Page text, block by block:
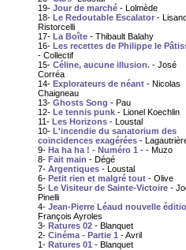
19- Jour de marché - Lolmède
18- Le Redoutable Escalator -
Ristorcelli
17- La Boîte - Thibault Balahy
16- Les recettes de Philippe le
- Collectif
15- Céline, aucune illusion. - José
Corréa
14- Explorateurs de néant - Nicolas
Chaigneau
13- Ghosts Song - Pau
12- Le tennis punk - Lionel Koechlin
11- Les Horizons - Loustal
10- L'incendie du sanatorium des
coïncidences exagérées -
9- Ha ha ha ! - Numéro 1 - - Muzo
8- Fait main - Dégé
7- Argentiques - Loustal
6- Petit rien et malgré tout - Olive
5- Le Visiteur de Sainte-Victoire -
Pinelli
4- Jean-Pierre Léaud nouvelle
François Ayroles
3- Ratures 02 - Blanquet
2- Cinéma - Partie 1 - Avril
1- Ratures 01 - Blanquet